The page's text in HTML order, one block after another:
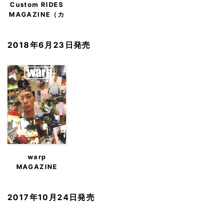
Custom RIDES
MAGAZINE（カ
2018年6月23日発売
warp
MAGAZINE
ャパン）
2017年10月24日発売